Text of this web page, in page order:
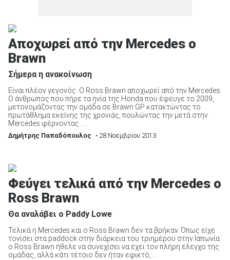
Αποχωρεί από την Mercedes ο
Brawn
Σήμερα η ανακοίνωση
Είναι πλέον γεγονός. Ο Ross Brawn αποχωρεί από την Mercedes.
Ο άνθρωπος που πήρε τα ηνία της Honda που έφευγε το 2009,
μετονομάζοντας την ομάδα σε Brawn GP κατακτώντας το
πρωτάθλημα εκείνης της χρονιάς, πουλώντας την μετά στην
Mercedes φέρνοντας ...
Δημήτρης Παπαδόπουλος • 28 Νοεμβρίου 2013
Φεύγει τελικά από την Mercedes o
Ross Brawn
Θα αναλάβει ο Paddy Lowe
Τελικά η Mercedes και ο Ross Brawn δεν τα βρήκαν. Όπως είχε
τονίσει στα paddock στην διάρκεια του τριημέρου στην Ιαπωνία
ο Ross Brawn ήθελε να συνεχίσει να έχει τον πλήρη έλεγχο της
ομάδας, αλλά κάτι τέτοιο δεν ήταν εφικτό, ...